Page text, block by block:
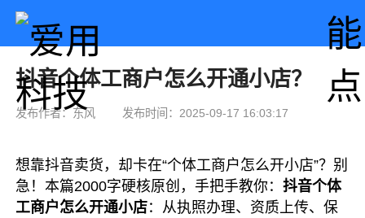
抖音个体工商户怎么开通小店？
发布作者：东风 发布时间：2025-09-17 16:03:17
想靠抖音卖货，却卡在“个体工商户怎么开小店”？别
急！本篇2000字硬核原创，手把手教你：抖音个体
工商户怎么开通小店：从执照办理、资质上传、保